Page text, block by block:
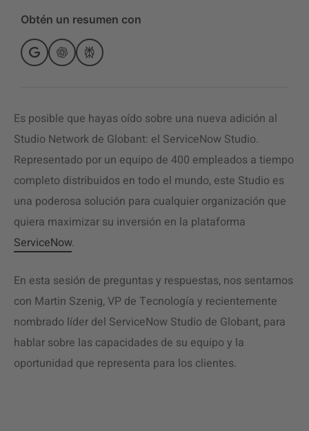
Obtén un resumen con
Es posible que hayas oído sobre una nueva adición al
Studio Network de Globant: el ServiceNow Studio.
Representado por un equipo de 400 empleados a tiempo
completo distribuidos en todo el mundo, este Studio es
una poderosa solución para cualquier organización que
quiera maximizar su inversión en la plataforma
ServiceNow.
En esta sesión de preguntas y respuestas, nos sentamos
con Martin Szenig, VP de Tecnología y recientemente
nombrado líder del ServiceNow Studio de Globant, para
hablar sobre las capacidades de su equipo y la
oportunidad que representa para los clientes.